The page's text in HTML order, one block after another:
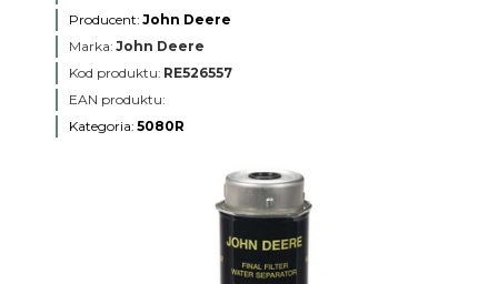
Producent: John Deere
Marka: John Deere
Kod produktu: RE526557
EAN produktu:
Kategoria: 5080R